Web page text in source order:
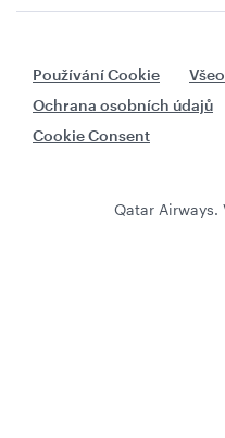
Používání Cookie
Ochrana osobních údajů
Cookie Consent
Qatar Airways.